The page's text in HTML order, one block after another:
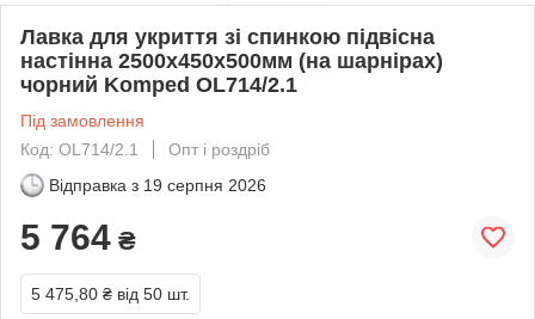
Лавка для укриття зі спинкою підвісна
настінна 2500х450х500мм (на шарнірах)
чорний Komped OL714/2.1
Під замовлення
Код: OL714/2.1
Опт і роздріб
Відправка з 19 серпня 2026
5 764 ₴
5 475,80 ₴ від 50 шт.